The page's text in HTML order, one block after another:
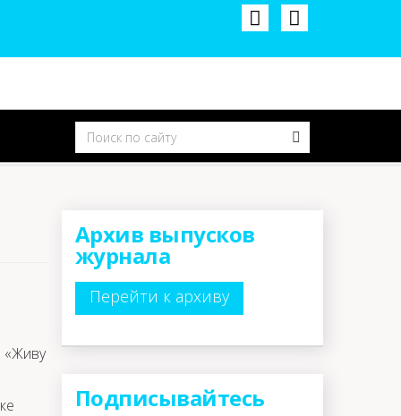
«Живу
Архив выпусков
журнала
Перейти к архиву
Подписывайтесь